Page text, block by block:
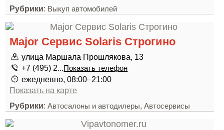
Рубрики: Выкуп автомобилей
Major Сервис Solaris Строгино
улица Маршала Прошлякова, 13
+7 (495) 2...Показать телефон
ежедневно, 08:00–21:00
Показать на карте
Рубрики:Автосалоны и автодилеры,Автосервисы